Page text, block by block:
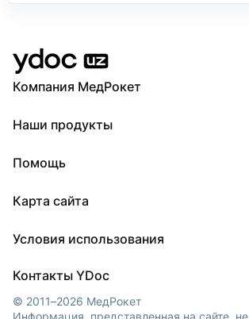
Компания МедРокет
О YDoc
Наши продукты
ПроТаблетки
МедТочка
Помощь
Регистрация врача
Карта сайта
Регионы
Клиники
Условия использования
Обработка персональных данных
Контакты YDoc
© 2011–2026 МедРокет
Информация, представленная на сайте,